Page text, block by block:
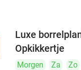
Luxe
Opkikkertje
Morgen Za Zo